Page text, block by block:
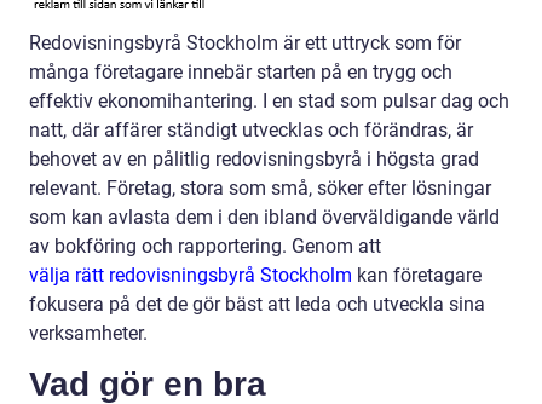
Redovisningsbyrå Stockholm är ett uttryck som för
många företagare innebär starten på en trygg och
effektiv ekonomihantering. I en stad som pulsar dag och
natt, där affärer ständigt utvecklas och förändras, är
behovet av en pålitlig redovisningsbyrå i högsta grad
relevant. Företag, stora som små, söker efter lösningar
som kan avlasta dem i den ibland överväldigande värld
av bokföring och rapportering. Genom att
välja rätt redovisningsbyrå Stockholm kan företagare
fokusera på det de gör bäst att leda och utveckla sina
verksamheter.
Vad gör en bra